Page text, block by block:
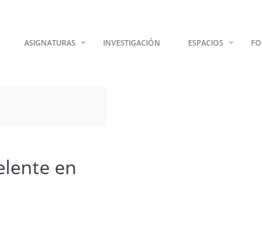
ASIGNATURAS INVESTIGACIÓN ESPACIOS
en